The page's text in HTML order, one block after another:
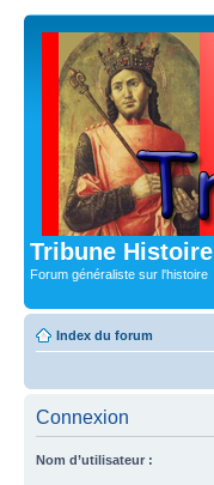
Tribune Histoire
Forum généraliste sur l'histoire
Index du forum
Connexion
Nom d’utilisateur :